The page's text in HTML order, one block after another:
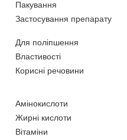
Пакування
Застосування препарату
Для поліпшення
Властивості
Корисні речовини
Амінокислоти
Жирні кислоти
Вітаміни